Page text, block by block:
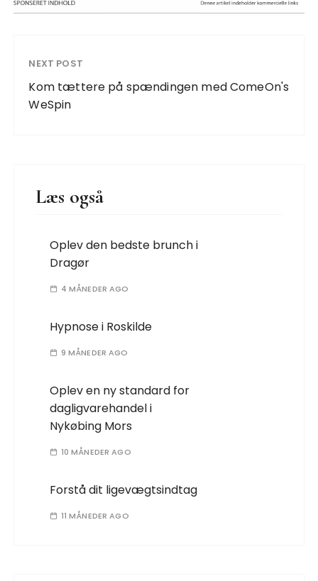
NEXT POST
Kom tættere på spændingen med ComeOn's
WeSpin
Læs også
Oplev den bedste brunch i
Dragør
4 MÅNEDER AGO
Hypnose i Roskilde
9 MÅNEDER AGO
Oplev en ny standard for
dagligvarehandel i
Nykøbing Mors
10 MÅNEDER AGO
Forstå dit ligevægtsindtag
11 MÅNEDER AGO